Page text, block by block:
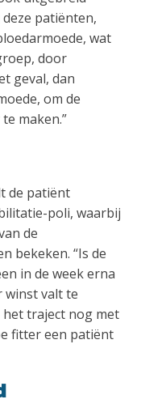
patiënten,
wat
door
geval, dan
om de
maken.”
de patiënt
poli, waarbij
de
bekeken. “Is de
in de week erna
winst valt te
traject nog met
fitter een patiënt